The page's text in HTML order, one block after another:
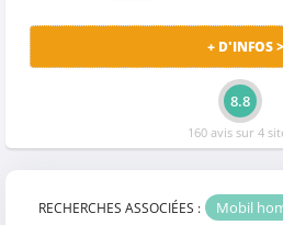
+ D'INFOS >
8.8
160 avis sur 4
RECHERCHES ASSOCIÉES :
Mobil